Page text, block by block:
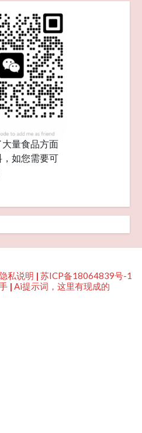
量食品方面
如您需要可
私说明 | 苏ICP备18064839号-1
| Ai提示词，这里有现成的